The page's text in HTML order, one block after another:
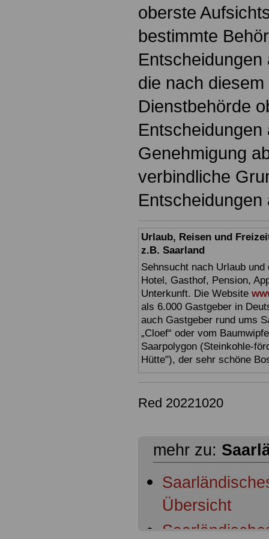
oberste
bestimmte
die nach
Dienstbehörde
Genehmigung
verbindliche
Entscheidungen
Urlaub, Reisen und
z.B. Saarland
Sehnsucht nach Urlaub
Hotel, Gasthof, Pension,
Unterkunft. Die Website
als 6.000 Gastgeber in
auch Gastgeber rund ums
„Cloef“ oder vom
Saarpolygon (Steinkohle-
Hütte"), der sehr schöne
Red 20221020
mehr zu:
Übersicht